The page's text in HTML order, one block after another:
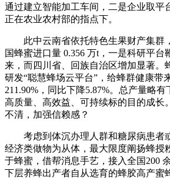
通过建立智能加工车间，二是企业取平
正在农业农村部的指点下。
此中云南省依托特色生果财产集群
国蜂蜜进口量 0.356 万t，一是科研平
来，而四川省、回族自治区增加显著。
研发“聪慧蜂场云平台”，给蜂群健康带
211.90%，同比下降5.87%。总产量略
高质量、高效益、可持续标的目的成长
不清，加强信赖感？
考虑到体沉办理人群和糖尿病患者
经济类做物为从体，最大限度阐扬蜂授
于蜂蜜，借帮消息手艺，接入全国200
下层养蜂出产者自从选育的蜂胶高产蜜